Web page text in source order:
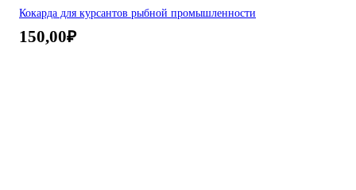
Кокарда для курсантов рыбной промышленности
150,00₽